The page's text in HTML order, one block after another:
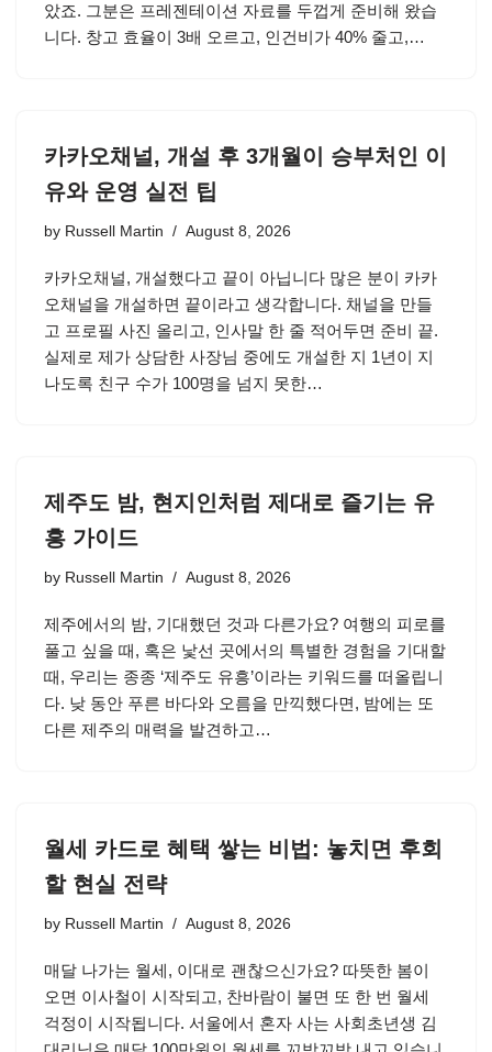
았죠. 그분은 프레젠테이션 자료를 두껍게 준비해 왔습
니다. 창고 효율이 3배 오르고, 인건비가 40% 줄고,…
카카오채널, 개설 후 3개월이 승부처인 이
유와 운영 실전 팁
by Russell Martin August 8, 2026
카카오채널, 개설했다고 끝이 아닙니다 많은 분이 카카
오채널을 개설하면 끝이라고 생각합니다. 채널을 만들
고 프로필 사진 올리고, 인사말 한 줄 적어두면 준비 끝.
실제로 제가 상담한 사장님 중에도 개설한 지 1년이 지
나도록 친구 수가 100명을 넘지 못한…
제주도 밤, 현지인처럼 제대로 즐기는 유
흥 가이드
by Russell Martin August 8, 2026
제주에서의 밤, 기대했던 것과 다른가요? 여행의 피로를
풀고 싶을 때, 혹은 낯선 곳에서의 특별한 경험을 기대할
때, 우리는 종종 ‘제주도 유흥’이라는 키워드를 떠올립니
다. 낮 동안 푸른 바다와 오름을 만끽했다면, 밤에는 또
다른 제주의 매력을 발견하고…
월세 카드로 혜택 쌓는 비법: 놓치면 후회
할 현실 전략
by Russell Martin August 8, 2026
매달 나가는 월세, 이대로 괜찮으신가요? 따뜻한 봄이
오면 이사철이 시작되고, 찬바람이 불면 또 한 번 월세
걱정이 시작됩니다. 서울에서 혼자 사는 사회초년생 김